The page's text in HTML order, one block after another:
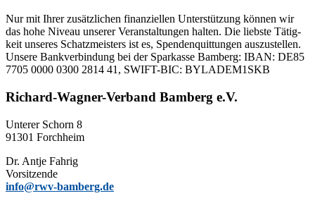
Nur mit Ih­rer zu­sätz­li­chen fi­nan­zi­el­len Un­ter­stüt­zung kön­nen wir
das hohe Ni­veau un­se­rer Ver­an­stal­tun­gen hal­ten. Die liebs­te Tä­tig­
keit un­se­res Schatz­meis­ters ist es, Spen­den­quit­tun­gen aus­zu­stel­len.
Un­se­re Bank­ver­bin­dung bei der Spar­kas­se Bam­berg: IBAN: DE85
7705 0000 0300 2814 41, SWIFT-BIC: BYLADEM1SKB
Richard-Wagner-Verband Bamberg e.V.
Un­te­rer Schorn 8
91301 Forchheim
Dr. Ant­je Fahrig
Vorsitzende
info@rwv-bamberg.de